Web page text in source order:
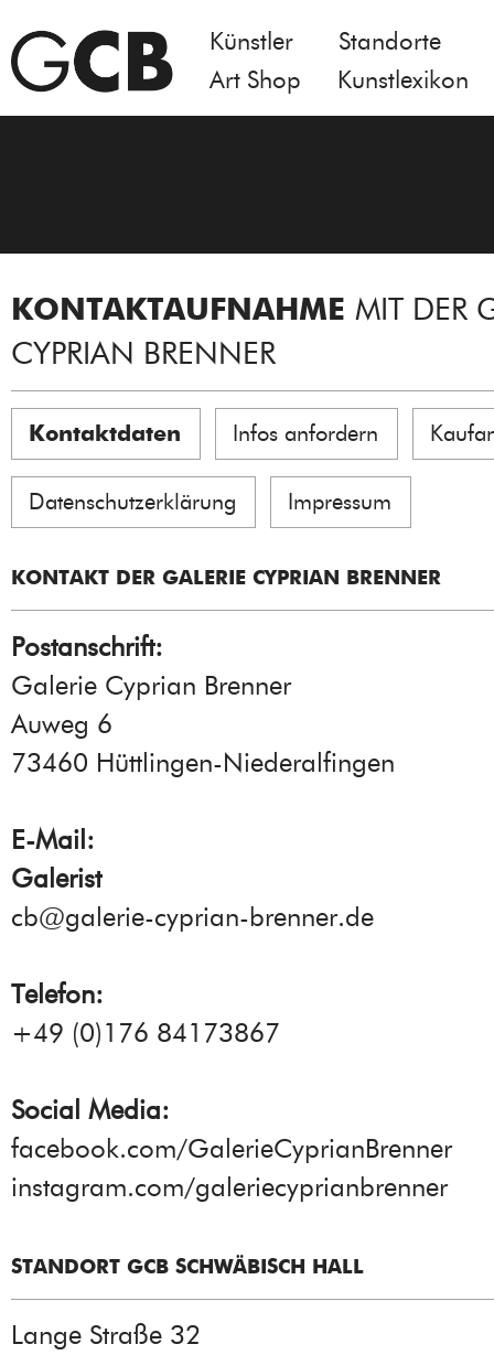
Künstler
Standorte
Art Shop
Kunstlexikon
KONTAKTAUFNAHME MIT DER
CYPRIAN BRENNER
Kontaktdaten Infos anfordern
Datenschutzerklärung Impressum
KONTAKT DER GALERIE CYPRIAN BRENNER
Postanschrift:
Galerie Cyprian Brenner
Auweg 6
73460 Hüttlingen-Niederalfingen
E-Mail:
Galerist
cb@galerie-cyprian-brenner.de
Telefon:
+49 (0)176 84173867
Social Media:
facebook.com/GalerieCyprianBrenner
instagram.com/galeriecyprianbrenner
STANDORT GCB SCHWÄBISCH HALL
Lange Straße 32